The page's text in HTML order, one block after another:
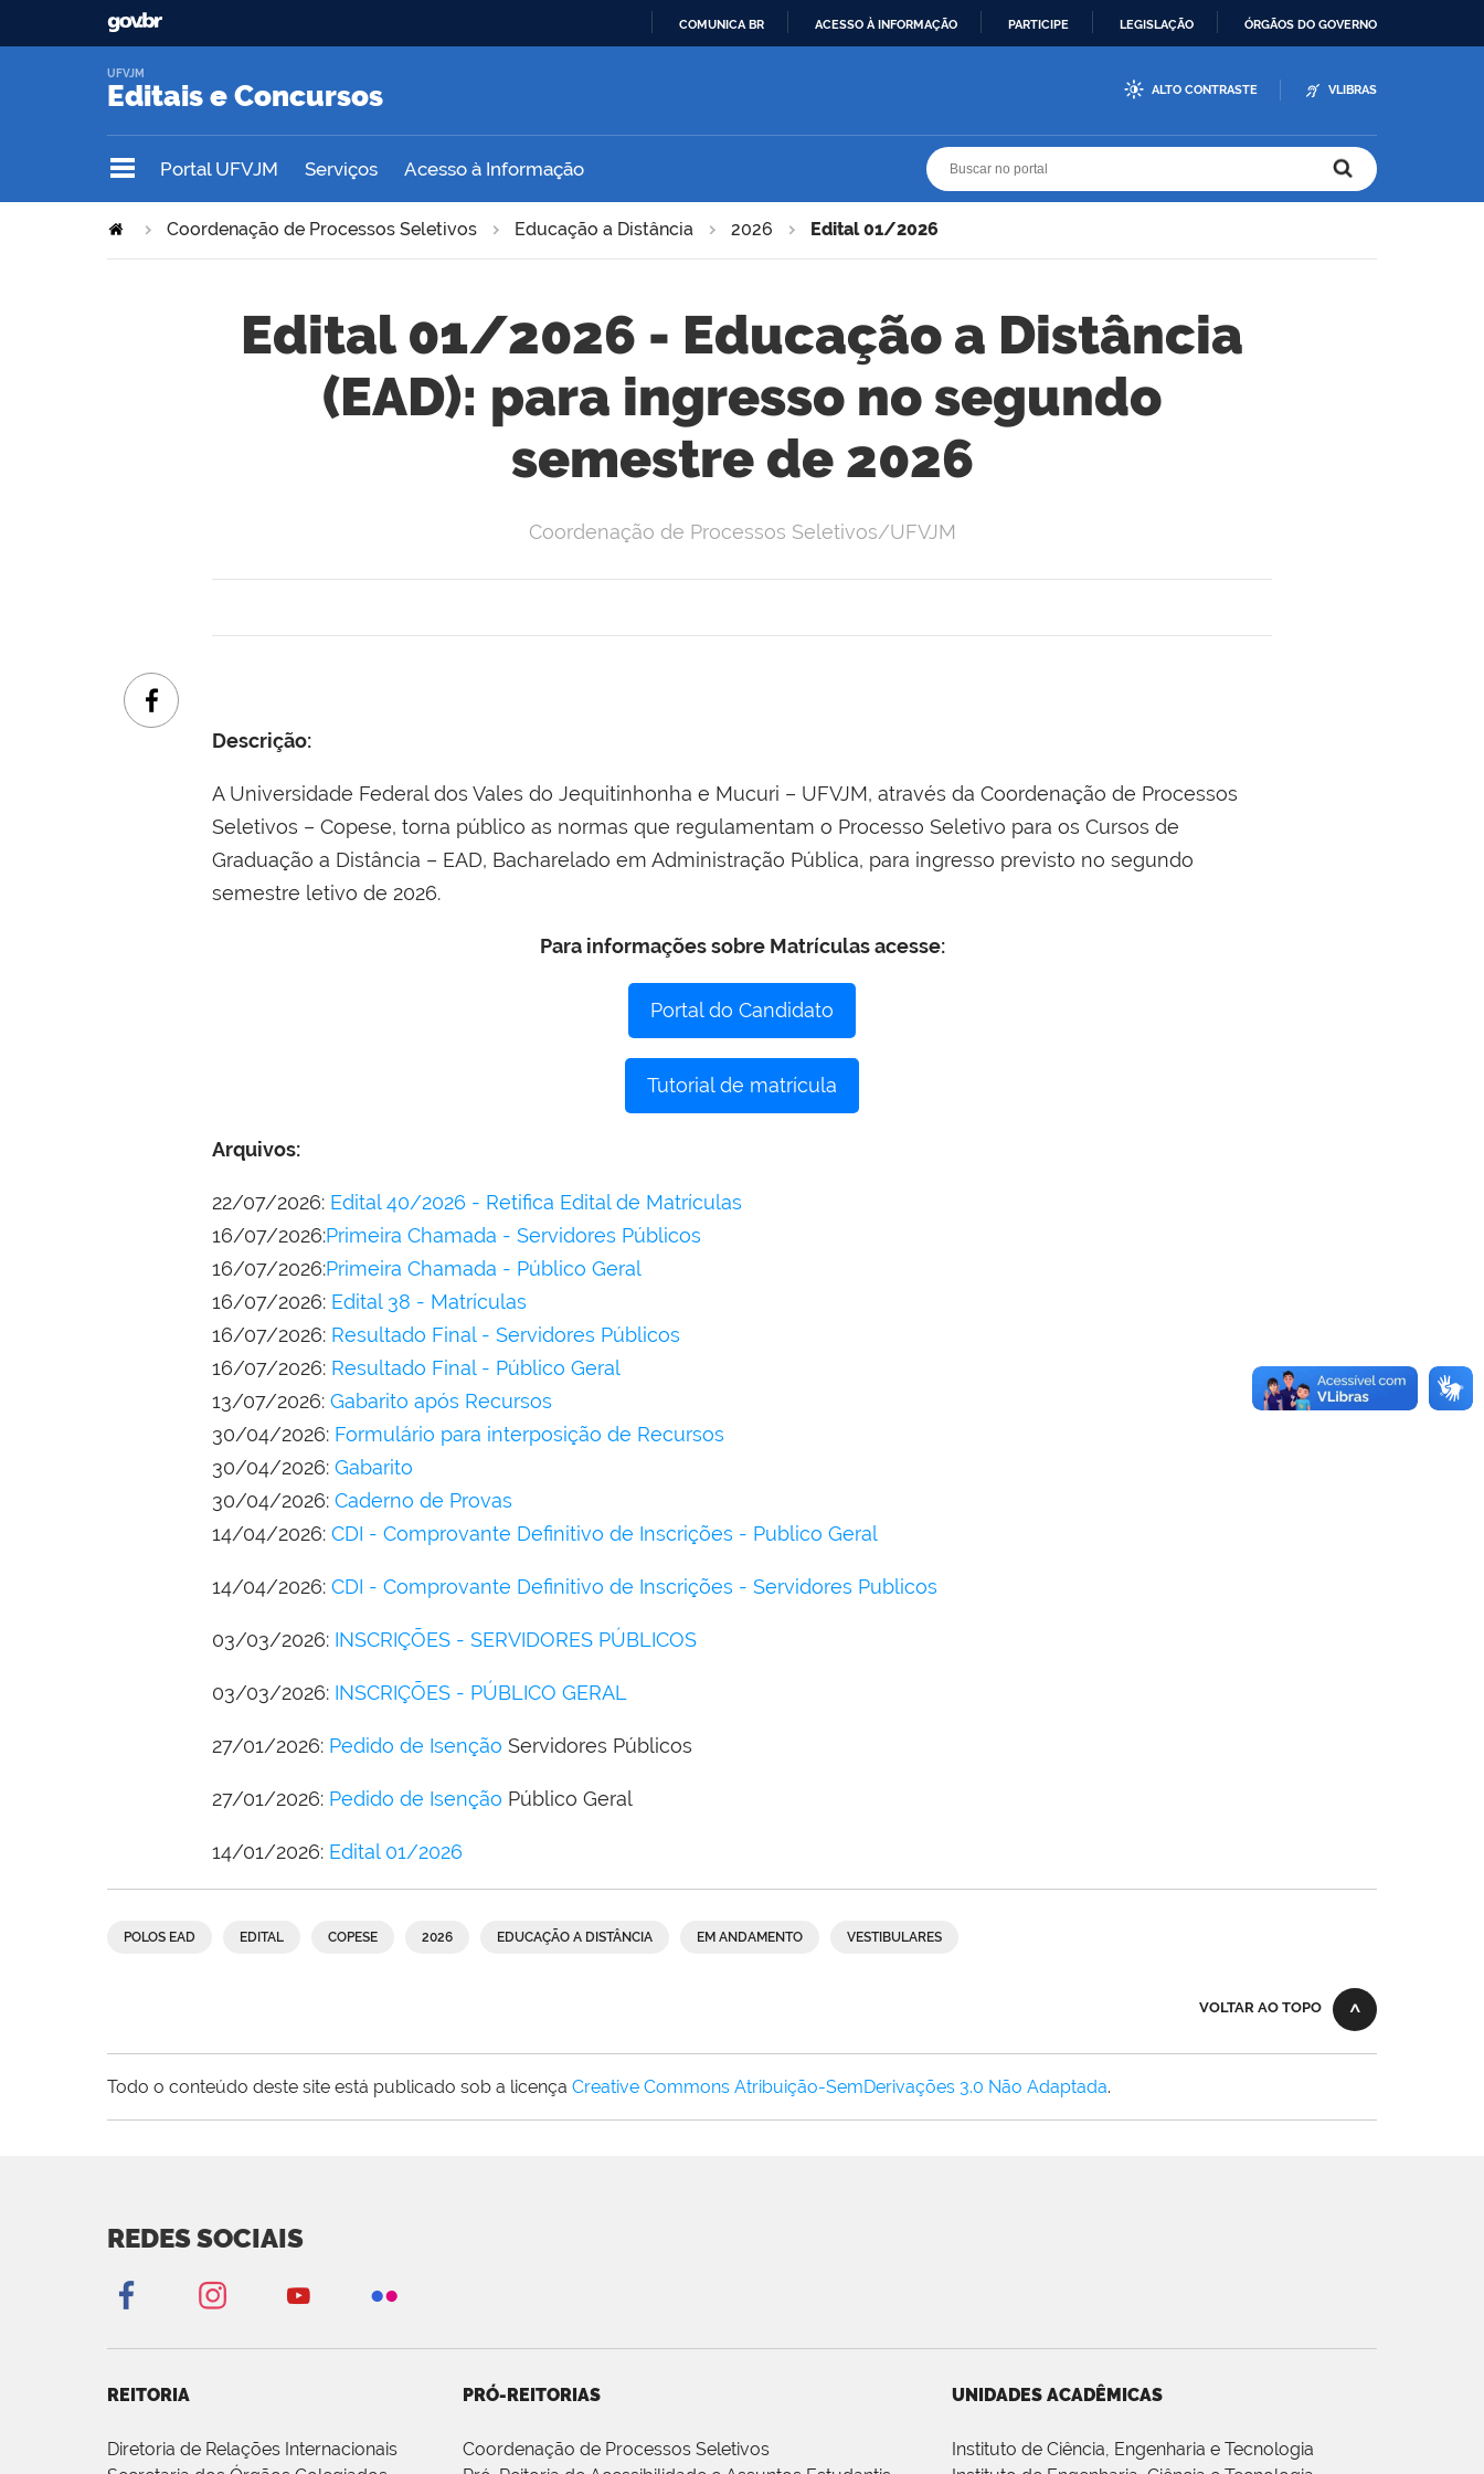
COMUNICA BR ACESSO À INFORMAÇÃO PARTICIPE LEGISLAÇÃO ÓRGÃOS DO GOVERNO
Editais e Concursos
UFVJM
ALTO CONTRASTE VLIBRAS
Portal UFVJM Serviços Acesso à Informação
Coordenação de Processos Seletivos Educação a Distância 2026 Edital 01/2026
Edital 01/2026 - Educação a Distância
(EAD): para ingresso no segundo
semestre de 2026
Coordenação de Processos Seletivos/UFVJM
Descrição:
A Universidade Federal dos Vales do Jequitinhonha e Mucuri – UFVJM, através da Coordenação de Processos
Seletivos – Copese, torna público as normas que regulamentam o Processo Seletivo para os Cursos de
Graduação a Distância – EAD, Bacharelado em Administração Pública, para ingresso previsto no segundo
semestre letivo de 2026.
Para informações sobre Matrículas acesse:
Portal do Candidato
Tutorial de matrícula
Arquivos:
22/07/2026: Edital 40/2026 - Retifica Edital de Matrículas
16/07/2026:Primeira Chamada - Servidores Públicos
16/07/2026:Primeira Chamada - Público Geral
16/07/2026: Edital 38 - Matrículas
16/07/2026: Resultado Final - Servidores Públicos
16/07/2026: Resultado Final - Público Geral
13/07/2026: Gabarito após Recursos
30/04/2026: Formulário para interposição de Recursos
30/04/2026: Gabarito
30/04/2026: Caderno de Provas
14/04/2026: CDI - Comprovante Definitivo de Inscrições - Publico Geral
14/04/2026: CDI - Comprovante Definitivo de Inscrições - Servidores Publicos
03/03/2026: INSCRIÇÕES - SERVIDORES PÚBLICOS
03/03/2026: INSCRIÇÕES - PÚBLICO GERAL
27/01/2026: Pedido de Isenção Servidores Públicos
27/01/2026: Pedido de Isenção Público Geral
14/01/2026: Edital 01/2026
POLOS EAD EDITAL COPESE 2026 EDUCAÇÃO A DISTÂNCIA EM ANDAMENTO VESTIBULARES
VOLTAR AO TOPO
Todo o conteúdo deste site está publicado sob a licença Creative Commons Atribuição-SemDerivações 3.0 Não Adaptada.
REDES SOCIAIS
REITORIA
Diretoria de Relações Internacionais
PRÓ-REITORIAS
Coordenação de Processos Seletivos
UNIDADES ACADÊMICAS
Instituto de Ciência, Engenharia e Tecnologia